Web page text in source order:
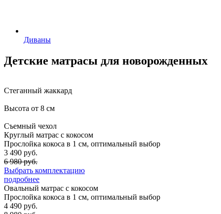
Диваны
Детские матрасы для новорожденных
Стеганный жаккард
Высота от 8 см
Съемный чехол
Круглый матрас с кокосом
Прослойка кокоса в 1 см, оптимальный выбор
3 490 руб.
6 980 руб.
Выбрать комплектацию
подробнее
Овальный матрас с кокосом
Прослойка кокоса в 1 см, оптимальный выбор
4 490 руб.